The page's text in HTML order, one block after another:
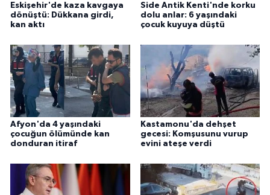
Eskişehir'de kaza kavgaya
dönüştü: Dükkana girdi,
kan aktı
Side Antik Kenti'nde korku
dolu anlar: 6 yaşındaki
çocuk kuyuya düştü
Afyon'da 4 yaşındaki
çocuğun ölümünde kan
donduran itiraf
Kastamonu'da dehşet
gecesi: Komşusunu vurup
evini ateşe verdi